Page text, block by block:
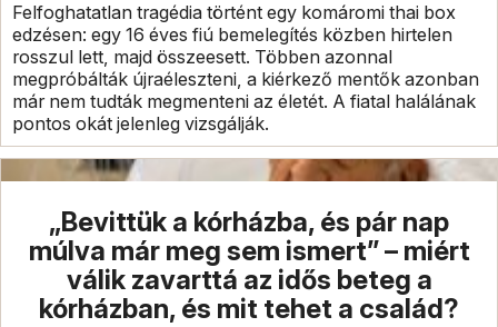
Felfoghatatlan tragédia történt egy komáromi thai box
edzésen: egy 16 éves fiú bemelegítés közben hirtelen
rosszul lett, majd összeesett. Többen azonnal
megpróbálták újraéleszteni, a kiérkező mentők azonban
már nem tudták megmenteni az életét. A fiatal halálának
pontos okát jelenleg vizsgálják.
„Bevittük a kórházba, és pár nap
múlva már meg sem ismert” – miért
válik zavarttá az idős beteg a
kórházban, és mit tehet a család?